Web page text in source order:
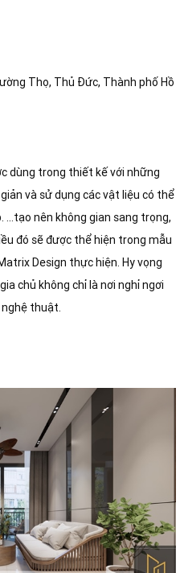
Thọ, Thủ Đức, Thành phố Hồ
dùng trong thiết kế với những
và sử dụng các vật liệu có thể
…tạo nên không gian sang trọng,
đó sẽ được thể hiện trong mẫu
Design thực hiện. Hy vọng
chủ không chỉ là nơi nghỉ ngơi
thuật.